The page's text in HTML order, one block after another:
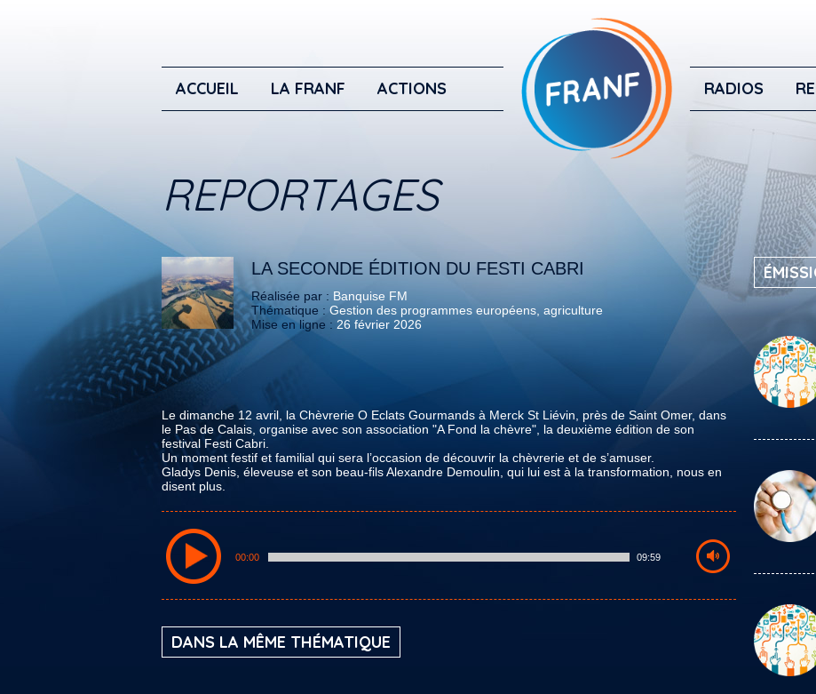
ACCUEIL LA FRANF ACTIONS RADIOS
REPORTAGES
LA SECONDE ÉDITION DU FESTI CABRI
Réalisée par : Banquise FM
Thématique : Gestion des programmes européens, agriculture
Mise en ligne : 26 février 2026
Le dimanche 12 avril, la Chèvrerie O Eclats Gourmands à Merck St Liévin, près de Saint Omer, dans
le Pas de Calais, organise avec son association "A Fond la chèvre", la deuxième édition de son
festival Festi Cabri.
Un moment festif et familial qui sera l’occasion de découvrir la chèvrerie et de s’amuser.
Gladys Denis, éleveuse et son beau-fils Alexandre Demoulin, qui lui est à la transformation, nous en
disent plus.
00:00 09:59
DANS LA MÊME THÉMATIQUE